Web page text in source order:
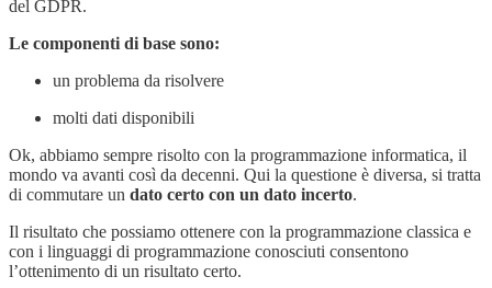
del GDPR.
Le componenti di base sono:
un problema da risolvere
molti dati disponibili
Ok, abbiamo sempre risolto con la programmazione informatica, il
mondo va avanti così da decenni. Qui la questione è diversa, si tratta
di commutare un dato certo con un dato incerto.
Il risultato che possiamo ottenere con la programmazione classica e
con i linguaggi di programmazione conosciuti consentono
l’ottenimento di un risultato certo.